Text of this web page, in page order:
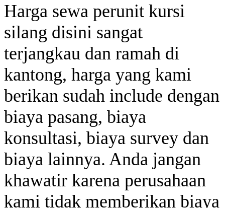
Harga sewa perunit kursi
silang disini sangat
terjangkau dan ramah di
kantong, harga yang kami
berikan sudah include dengan
biaya pasang, biaya
konsultasi, biaya survey dan
biaya lainnya. Anda jangan
khawatir karena perusahaan
kami tidak memberikan biaya